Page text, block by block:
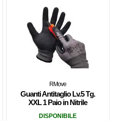
RMove
Guanti Antitaglio Lv.5 Tg.
XXL 1 Paio in Nitrile
DISPONIBILE